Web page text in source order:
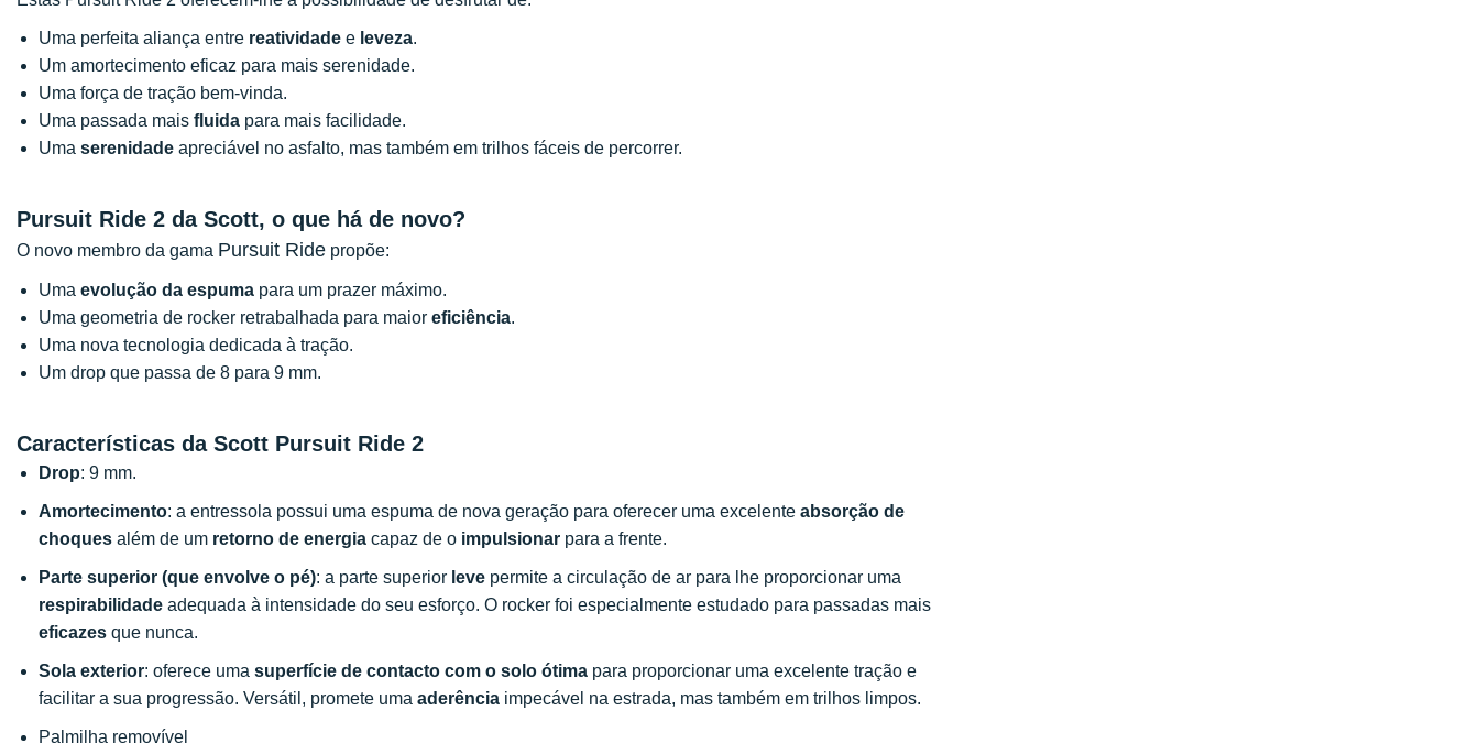
Uma perfeita aliança entre reatividade e leveza.
Um amortecimento eficaz para mais serenidade.
Uma força de tração bem-vinda.
Uma passada mais fluida para mais facilidade.
Uma serenidade apreciável no asfalto, mas também em trilhos fáceis de percorrer.
Pursuit Ride 2 da Scott, o que há de novo?
O novo membro da gama Pursuit Ride propõe:
Uma evolução da espuma para um prazer máximo.
Uma geometria de rocker retrabalhada para maior eficiência.
Uma nova tecnologia dedicada à tração.
Um drop que passa de 8 para 9 mm.
Características da Scott Pursuit Ride 2
Drop: 9 mm.
Amortecimento: a entressola possui uma espuma de nova geração para oferecer uma excelente absorção de
choques além de um retorno de energia capaz de o impulsionar para a frente.
Parte superior (que envolve o pé): a parte superior leve permite a circulação de ar para lhe proporcionar uma
respirabilidade adequada à intensidade do seu esforço. O rocker foi especialmente estudado para passadas mais
eficazes que nunca.
Sola exterior: oferece uma superfície de contacto com o solo ótima para proporcionar uma excelente tração e
facilitar a sua progressão. Versátil, promete uma aderência impecável na estrada, mas também em trilhos limpos.
Palmilha removível